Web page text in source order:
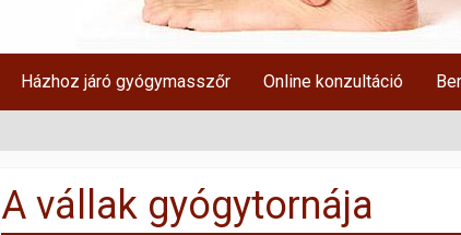
Házhoz járó gyógymasszőr Online konzultáció
A vállak gyógytornája